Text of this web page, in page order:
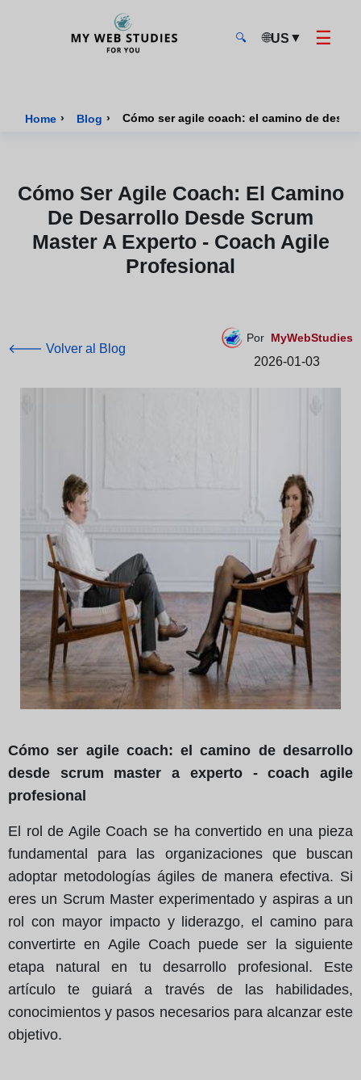
🔍 🌐US ▼ ☰
Home › Blog › Cómo ser agile coach: el camino de
Cómo Ser Agile Coach: El Camino
De Desarrollo Desde Scrum
Master A Experto - Coach Agile
Profesional
🡐 Volver al Blog
Por MyWebStudies
2026-01-03
Cómo ser agile coach: el camino de desarrollo
desde scrum master a experto - coach agile
profesional
El rol de Agile Coach se ha convertido en una pieza
fundamental para las organizaciones que buscan
adoptar metodologías ágiles de manera efectiva. Si
eres un Scrum Master experimentado y aspiras a un
rol con mayor impacto y liderazgo, el camino para
convertirte en Agile Coach puede ser la siguiente
etapa natural en tu desarrollo profesional. Este
artículo te guiará a través de las habilidades,
conocimientos y pasos necesarios para alcanzar este
objetivo.